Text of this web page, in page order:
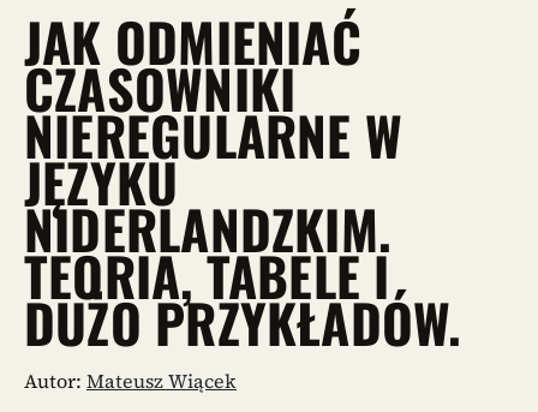
JAK ODMIENIAĆ
CZASOWNIKI
NIEREGULARNE W
JĘZYKU
NIDERLANDZKIM.
TEORIA, TABELE I
DUŻO PRZYKŁADÓW.
Autor: Mateusz Wiącek